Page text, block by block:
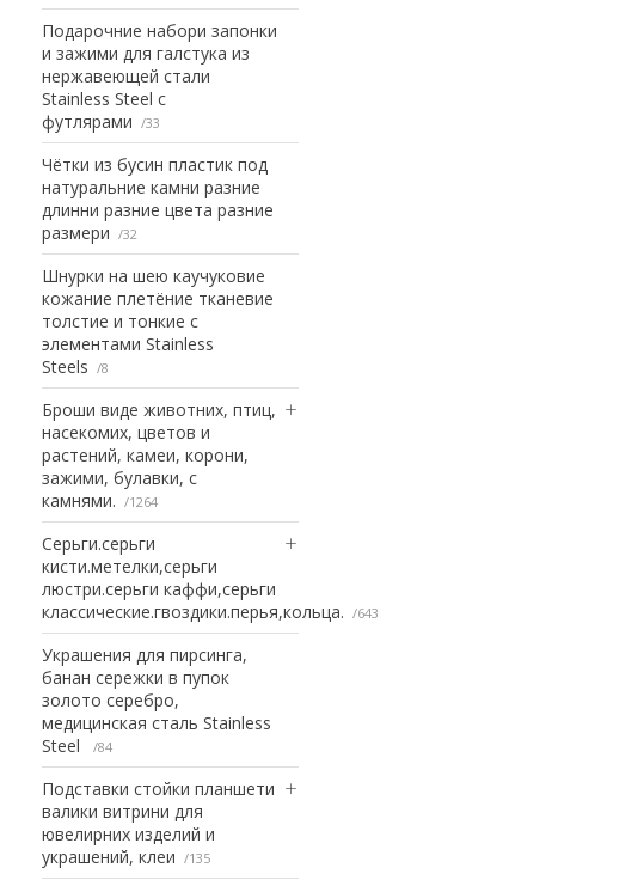
Подарочние набори запонки
и зажими для галстука из
нержавеющей стали
Stainless Steel с
футлярами
33
Чётки из бусин пластик под
натуральние камни разние
длинни разние цвета разние
размери
32
Шнурки на шею каучуковие
кожание плетёние тканевие
толстие и тонкие с
элементами Stainless
Steels
8
Броши виде животних, птиц,
насекомих, цветов и
растений, камеи, корони,
зажими, булавки, с
камнями.
1264
Серьги.серьги
кисти.метелки,серьги
люстри.серьги каффи,серьги
классические.гвоздики.перья,кольца.
643
Украшения для пирсинга,
банан сережки в пупок
золото серебро,
медицинская сталь Stainless
Steel
84
Подставки стойки планшети
валики витрини для
ювелирних изделий и
украшений, клеи
135